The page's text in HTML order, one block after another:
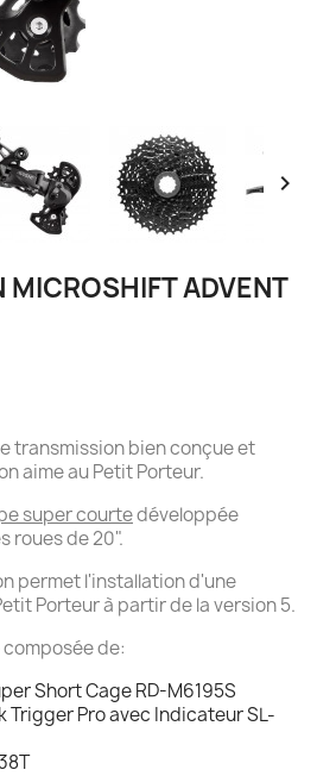

ADVENT
transmission bien conçue et
aime au Petit Porteur.
super courtedéveloppée
roues de 20".
permet l'installation d'une
Porteur à partir de la version 5.
de:
Short Cage RD-M6195S
Trigger Pro avec Indicateur SL-